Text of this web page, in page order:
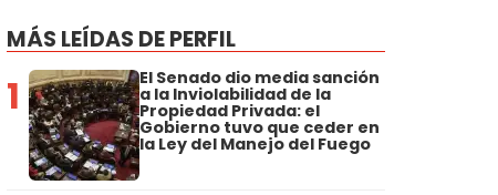
MÁS LEÍDAS DE PERFIL
1 El Senado dio media sanción
a la Inviolabilidad de la
Propiedad Privada: el
Gobierno tuvo que ceder en
la Ley del Manejo del Fuego